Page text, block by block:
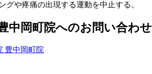
や疼痛の出現する運動を中止する。
中岡町院へのお問い合わせ